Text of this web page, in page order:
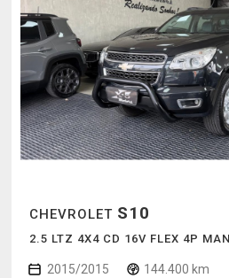
CHEVROLET S10
2.5 LTZ 4X4 CD 16V FLEX 4P
2015/2015 144.400 km